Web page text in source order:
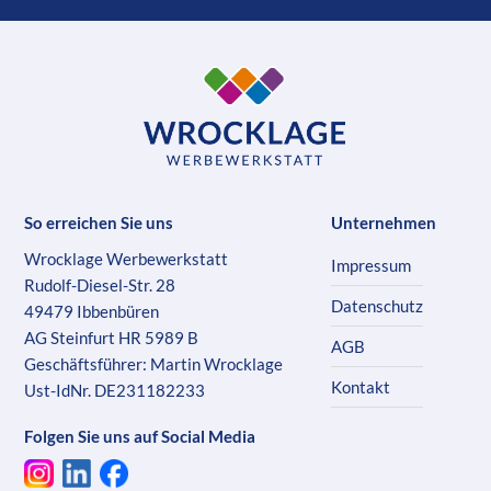
So erreichen Sie uns
Wrocklage Werbewerkstatt
Rudolf-Diesel-Str. 28
49479 Ibbenbüren
AG Steinfurt HR 5989 B
Geschäftsführer: Martin Wrocklage
Ust-IdNr. DE231182233
Folgen Sie uns auf Social Media
Unternehmen
Impressum
Datenschutz
AGB
Kontakt